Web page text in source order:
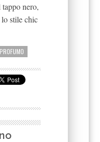
nero,
stile chic
PROFUMO